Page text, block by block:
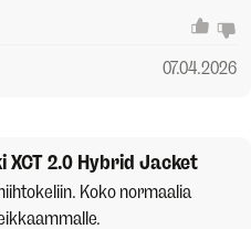
07.04.2026
XCT 2.0 Hybrid Jacket
Koko normaalia